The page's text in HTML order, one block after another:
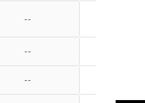
--
--
--